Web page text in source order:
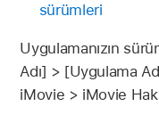
sürümleri
Uygulamanızın
Adı] > [Uygulama
iMovie > iMovie